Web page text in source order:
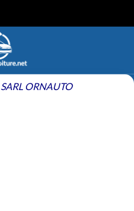
SARL ORNAUTO